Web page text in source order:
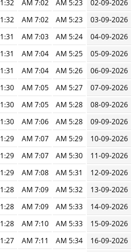
02-09-2026
5:23 AM
7:02 AM
1:32 PM
03-09-2026
5:23 AM
7:02 AM
1:32 PM
04-09-2026
5:24 AM
7:03 AM
1:31 PM
05-09-2026
5:25 AM
7:04 AM
1:31 PM
06-09-2026
5:26 AM
7:04 AM
1:31 PM
07-09-2026
5:27 AM
7:05 AM
1:30 PM
08-09-2026
5:28 AM
7:05 AM
1:30 PM
09-09-2026
5:28 AM
7:06 AM
1:30 PM
10-09-2026
5:29 AM
7:07 AM
1:29 PM
11-09-2026
5:30 AM
7:07 AM
1:29 PM
12-09-2026
5:31 AM
7:08 AM
1:29 PM
13-09-2026
5:32 AM
7:09 AM
1:28 PM
14-09-2026
5:33 AM
7:09 AM
1:28 PM
15-09-2026
5:33 AM
7:10 AM
1:28 PM
16-09-2026
5:34 AM
7:11 AM
1:27 PM